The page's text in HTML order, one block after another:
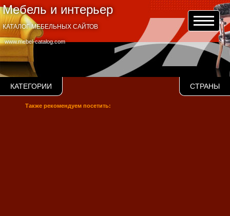
Мебель и интерьер
www.mebel-catalog.com
КАТАЛОГ МЕБЕЛЬНЫХ САЙТОВ
КАТЕГОРИИ СТРАНЫ
Также рекомендуем посетить: